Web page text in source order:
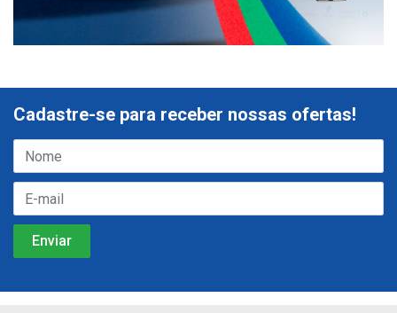
Cadastre-se para receber nossas ofertas!